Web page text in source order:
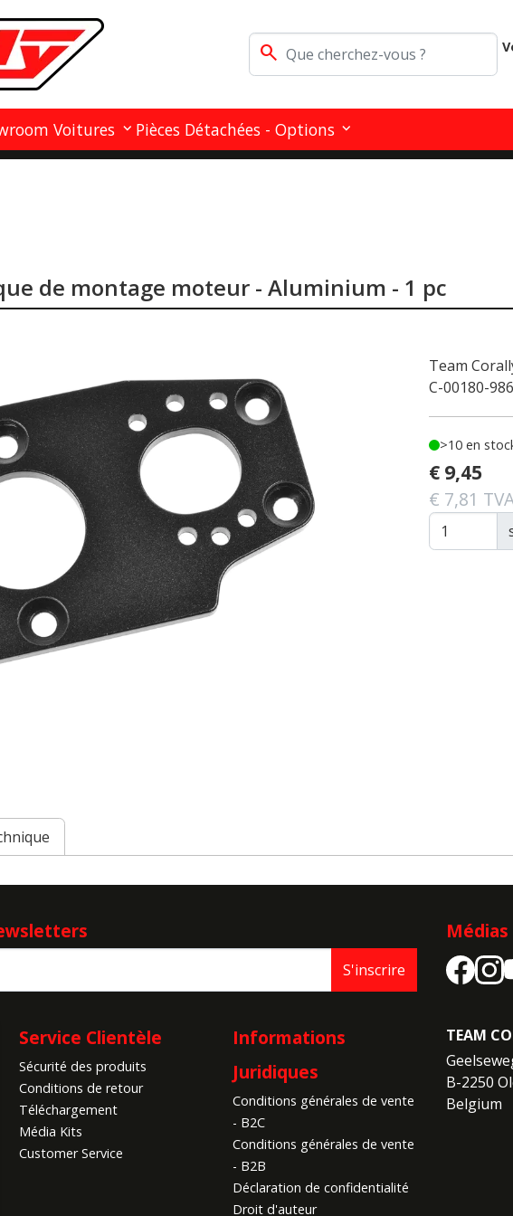
search
Voitures Pièces Détachées - Options
de montage moteur - Aluminium - 1 pc
Team
C-00180-986
>10 en
€ 9,45
€ 7,81
Service Clientèle
Sécurité des produits
Conditions de retour
Téléchargement
Média Kits
Customer Service
Informations
Juridiques
Conditions générales de vente
- B2C
Conditions générales de vente
- B2B
Déclaration de confidentialité
Droit d'auteur
S'inscrire
TEAM
B-2250
Belgium